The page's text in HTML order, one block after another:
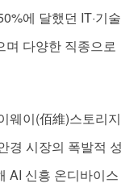
에 달했던 IT·기술
며 다양한 직종으로
웨이(佰維)스토리지
경 시장의 폭발적 성
AI 신흥 온디바이스